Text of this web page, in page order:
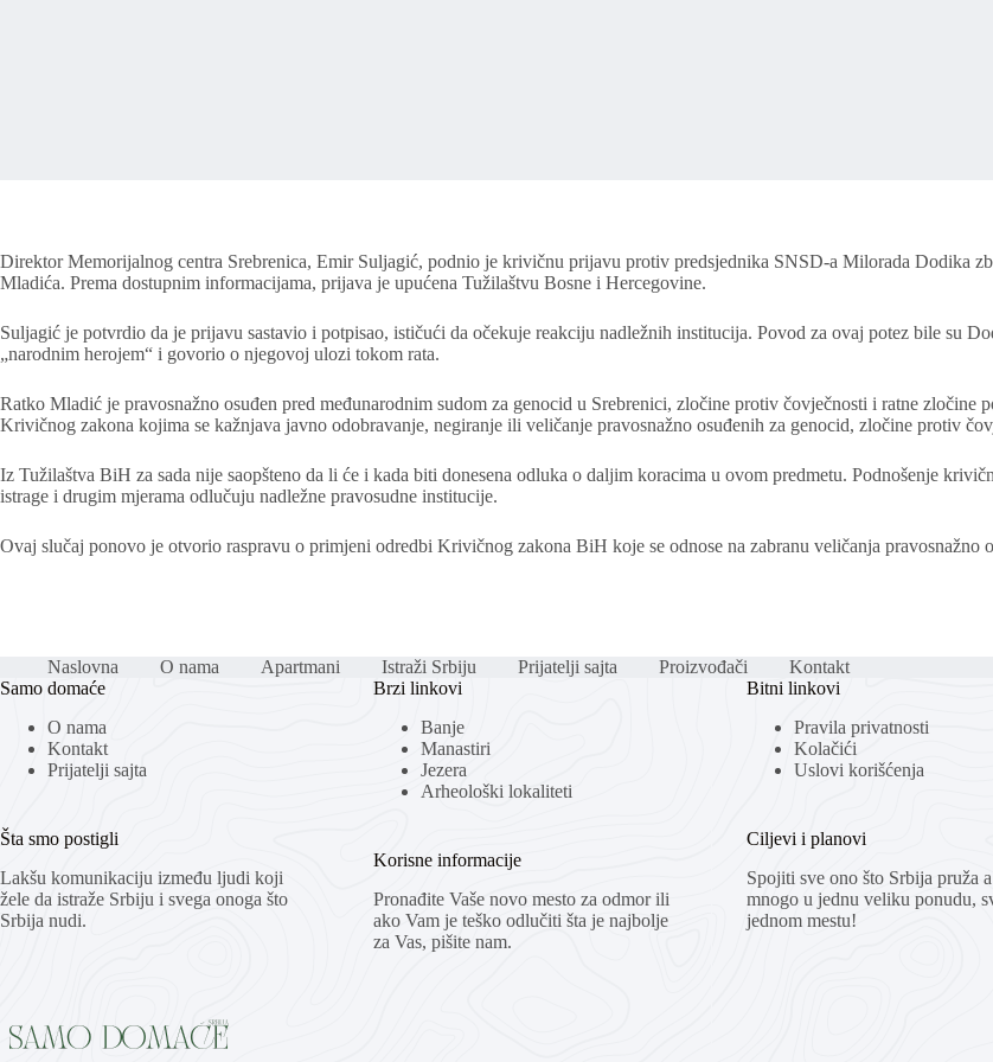
Direktor Memorijalnog centra Srebrenica, Emir Suljagić, podnio je krivičnu prijavu protiv predsjednika SNSD-a Milorada Dodika
Mladića. Prema dostupnim informacijama, prijava je upućena Tužilaštvu Bosne i Hercegovine.
Suljagić je potvrdio da je prijavu sastavio i potpisao, ističući da očekuje reakciju nadležnih institucija. Povod za ovaj potez bile su
„narodnim herojem“ i govorio o njegovoj ulozi tokom rata.
Ratko Mladić je pravosnažno osuđen pred međunarodnim sudom za genocid u Srebrenici, zločine protiv čovječnosti i ratne
Krivičnog zakona kojima se kažnjava javno odobravanje, negiranje ili veličanje pravosnažno osuđenih za genocid, zločine protiv
Iz Tužilaštva BiH za sada nije saopšteno da li će i kada biti donesena odluka o daljim koracima u ovom predmetu. Podnošenje
istrage i drugim mjerama odlučuju nadležne pravosudne institucije.
Ovaj slučaj ponovo je otvorio raspravu o primjeni odredbi Krivičnog zakona BiH koje se odnose na zabranu veličanja
Naslovna O nama Apartmani Istraži Srbiju Prijatelji sajta Proizvođači
Kontakt
Samo domaće
O nama
Kontakt
Prijatelji sajta
Šta smo postigli
Lakšu komunikaciju između ljudi koji
žele da istraže Srbiju i svega onoga što
Srbija nudi.
Brzi linkovi
Banje
Manastiri
Jezera
Arheološki lokaliteti
Korisne informacije
Pronađite Vaše novo mesto za odmor ili
ako Vam je teško odlučiti šta je najbolje
za Vas, pišite nam.
Bitni linkovi
Pravila privatnosti
Kolačići
Uslovi korišćenja
Ciljevi i planovi
Spojiti sve ono što Srbija pruža
mnogo u jednu veliku ponudu,
jednom mestu!